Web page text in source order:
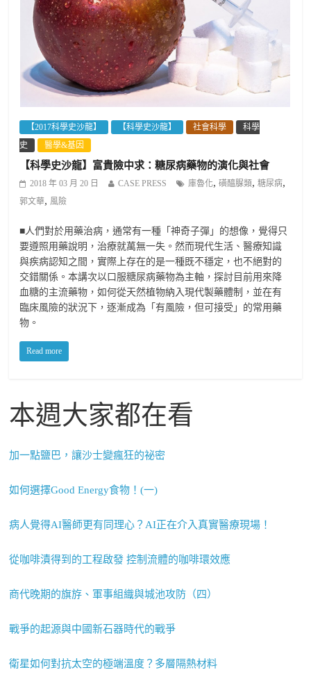
【2017科學史沙龍】 【科學史沙龍】 社會科學
科學
史
醫學&基因
【科學史沙龍】富貴險中求：糖尿病藥物的演化與社會
2018 年 03 月 20 日 CASE PRESS 庫魯化,磺醯脲類,糖尿病,
郭文華, 風險
■人們對於用藥治病，通常有一種「神奇子彈」的想像，覺得只
要遵照用藥說明，治療就萬無一失。然而現代生活、醫療知識
與疾病認知之間，實際上存在的是一種既不穩定，也不絕對的
交錯關係。本講次以口服糖尿病藥物為主軸，探討目前用來降
血糖的主流藥物，如何從天然植物納入現代製藥體制，並在有
臨床風險的狀況下，逐漸成為「有風險，但可接受」的常用藥
物。
Read more
本週大家都在看
加一點鹽巴，讓沙士變瘋狂的祕密
如何選擇Good Energy食物！(一)
病人覺得AI醫師更有同理心？AI正在介入真實醫療現場！
從咖啡漬得到的工程啟發 控制流體的咖啡環效應
商代晚期的旗斿、軍事組織與城池攻防（四）
戰爭的起源與中國新石器時代的戰爭
衛星如何對抗太空的極端溫度？多層隔熱材料